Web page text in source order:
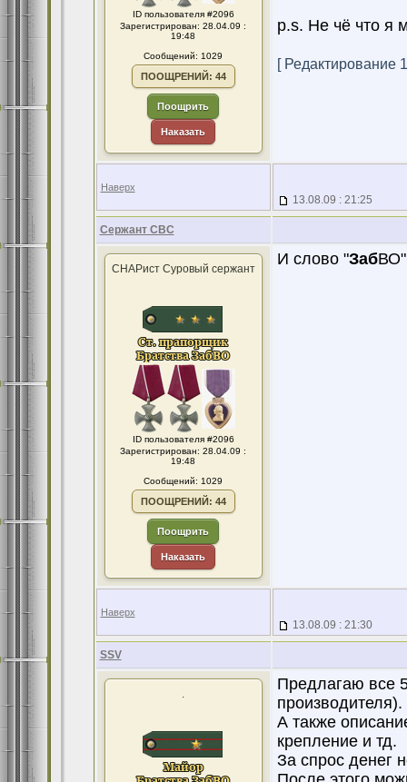
ID пользователя #2096
Зарегистрирован: 28.04.09 :
19:48
Сообщений: 1029
ПООЩРЕНИЙ: 44
Поощрить
Наказать
p.s. Не чё что я
[ Редактирование
Наверх
13.08.09 : 21:25
Сержант СВС
СНАРист Суровый сержант
ID пользователя #2096
Зарегистрирован: 28.04.09 :
19:48
Сообщений: 1029
ПООЩРЕНИЙ: 44
Поощрить
Наказать
И слово "ЗабВО"
Наверх
13.08.09 : 21:30
SSV
.
Предлагаю все
производителя).
А также
крепление и тд.
За спрос денег